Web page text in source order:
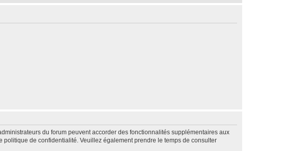
du forum peuvent accorder des fonctionnalités supplémentaires aux
politique de confidentialité. Veuillez également prendre le temps de consulter